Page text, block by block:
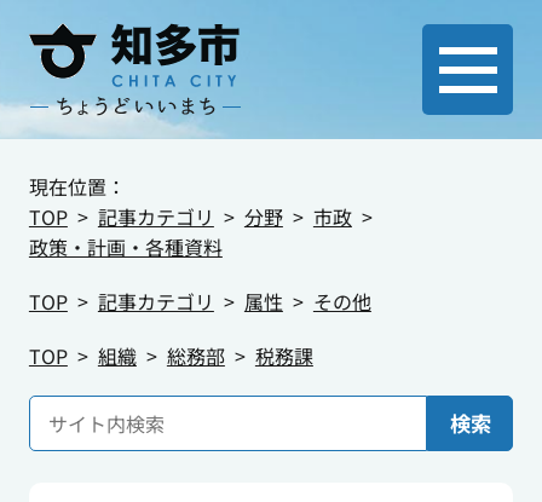
現在位置：
TOP
記事カテゴリ 分野
市政
政策・計画・各種資料
TOP
記事カテゴリ 属性
その他
TOP
組織 総務部 税務課
検索